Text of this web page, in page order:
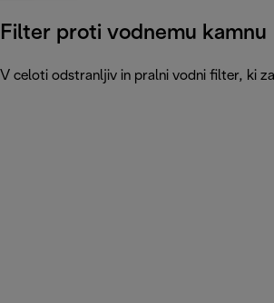
Filter proti vodnemu kamnu
V celoti odstranljiv in pralni vodni filter, ki